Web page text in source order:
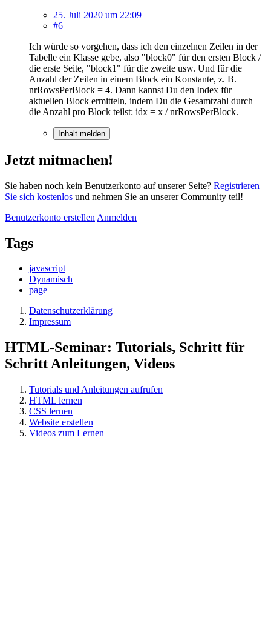
25. Juli 2020 um 22:09
#6
Ich würde so vorgehen, dass ich den einzelnen Zeilen in der
Tabelle ein Klasse gebe, also "block0" für den ersten Block /
die erste Seite, "block1" für die zweite usw. Und für die
Anzahl der Zeilen in einem Block ein Konstante, z. B.
nrRowsPerBlock = 4. Dann kannst Du den Index für
aktuellen Block ermitteln, indem Du die Gesamtzahl durch
die Anzahl pro Block teilst: idx = x / nrRowsPerBlock.
Inhalt melden
Jetzt mitmachen!
Sie haben noch kein Benutzerkonto auf unserer Seite? Registrieren
Sie sich kostenlos und nehmen Sie an unserer Community teil!
Benutzerkonto erstellen Anmelden
Tags
javascript
Dynamisch
page
Datenschutzerklärung
Impressum
HTML-Seminar: Tutorials, Schritt für
Schritt Anleitungen, Videos
Tutorials und Anleitungen aufrufen
HTML lernen
CSS lernen
Website erstellen
Videos zum Lernen